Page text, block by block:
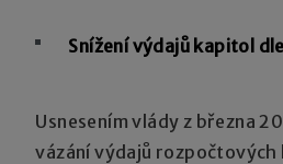
Snížení výdajů kapitol
Usnesením vlády z března
vázání výdajů rozpočtových